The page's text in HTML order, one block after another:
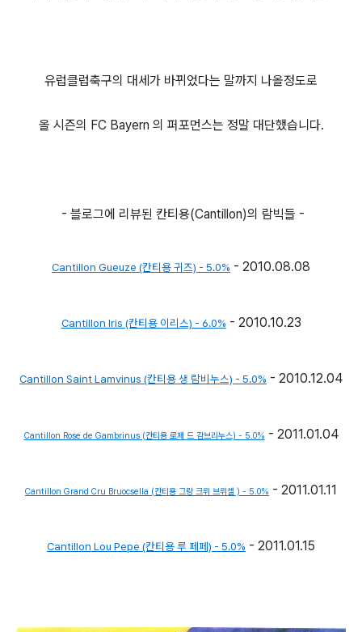
유럽클럽축구의 대세가 바뀌었다는 말까지 나올정도로
올 시즌의 FC Bayern 의 퍼포먼스는 정말 대단했습니다.
- 블로그에 리뷰된 칸티용(Cantillon)의 람빅들 -
Cantillon Gueuze (칸티용 귀즈) - 5.0% - 2010.08.08
Cantillon Iris (칸티용 이리스) - 6.0% - 2010.10.23
Cantillon Saint Lamvinus (칸티용 생 람비누스) - 5.0% - 2010.12.04
Cantillon Rose de Gambrinus (칸티용 로제 드 감브리누스) - 5.0% - 2011.01.04
Cantillon Grand Cru Bruocsella (칸티용 그랑 크뤼 브뤼셀 ) - 5.0% - 2011.01.11
Cantillon Lou Pepe (칸티용 루 페페) - 5.0% - 2011.01.15